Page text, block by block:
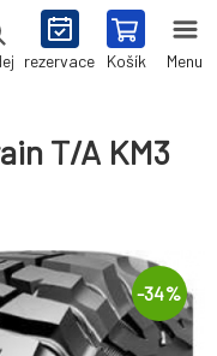
rezervace Košík Menu
T/A KM3
-34%